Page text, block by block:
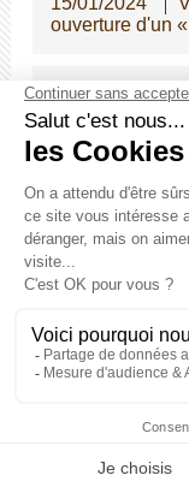
ouverture d'un
15/01/2024
statutaires
dans la
15/01/2024
Secrétaire de
15/01/2024
au 01/01/2024
réévaluation